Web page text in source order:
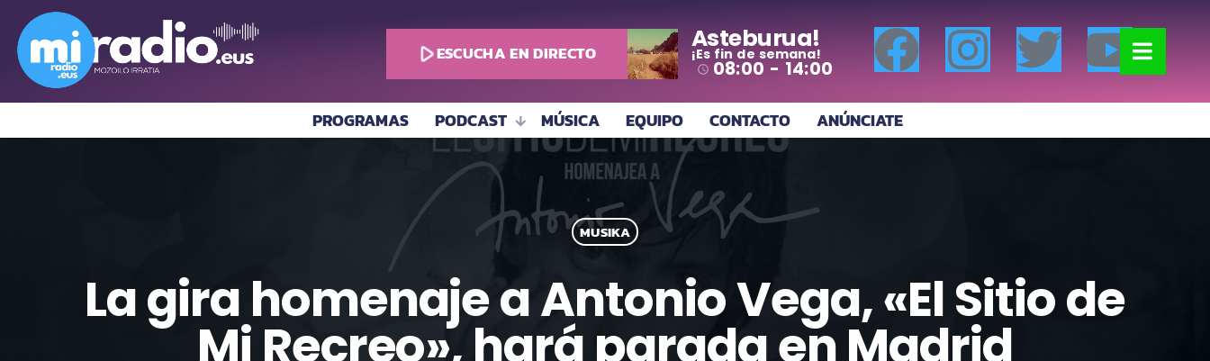
play_arrowESCUCHA EN DIRECTO Asteburua!
¡Es fin de semana!
access_time 08:00 - 14:00
PROGRAMAS PODCAST MÚSICA EQUIPO CONTACTO ANÚNCIATE
MUSIKA
La gira homenaje a Antonio Vega, «El Sitio de
Mi Recreo», hará parada en Madrid